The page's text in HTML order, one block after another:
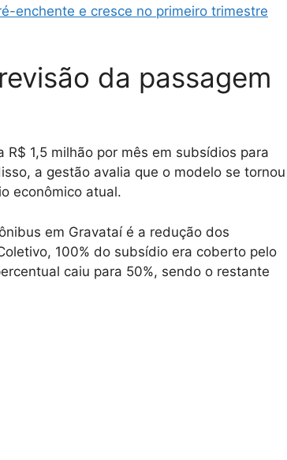
enchente e cresce no primeiro trimestre
da passagem
1,5 milhão por mês em subsídios para
a gestão avalia que o modelo se tornou
econômico atual.
em Gravataí é a redução dos
100% do subsídio era coberto pelo
caiu para 50%, sendo o restante